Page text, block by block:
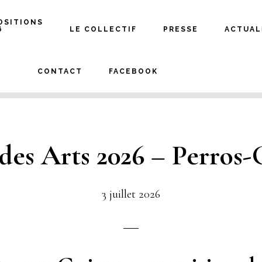
LE COLLECTIF PRESSE
CONTACT FACEBOOK
Arts 2026 –
3 juillet 2026